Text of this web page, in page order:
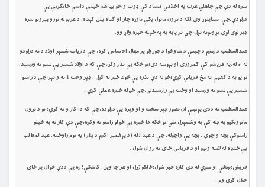
سره له دې چې جاهلي عرب په اخلاقي فساد كې ډوب و؛خو بيا هم ځينې داسې ځانګړنې يې
درلودې،چې ستاينوړ وې؛لكه د تړون ماتول پکې ناوړه چار او ګناه بلل كېده. د عربو له نورو ټبرونو سره
ډېر لوى لوى تړونونه تړل،چې تر پايه به په خپله خبره ولاړ وو.
عبدالمطلب د زمزم د چينې د شاوخوا د جوړولو پر مهال احساس كړه، چې د زيات شمېر اولاد د نه درلودو
له امله،په قريشو كې کمزورى او بېوسه دى؛نو ځكه يې نذر وكړ، چې كه د اولاد شمېر يې لسو ته ورسېد؛
نو يو به د كعبې ته مخ قرباني كړي؛خو له دې نذره يې څوك خبر نه کړل . ډېر وخت لا نه و تېر،چې د زامنو
شمېر يې لسو ته ورسېد او وخت يې رارسېدلى،چې خپله خبره عملي كړي .
عبدالمطلب ته ددې پېښې ان تصور ډېر سخت و او وېره يې درلوده،چې كه دا كار و نه کړي؛ نو د تړون
ماتوونكيو په ډله كې به وشمېرل شي؛نو ځكه دا خبره يې خپلو زامنو ته وكړه،چې دې كار ته په خپلو
زامنوكې پچه واچوي . پچه يې واچوله، چې د عبدالله (د پېغمبر اکرم د پلار) په نوم راوخته. عبدالمطلب
بې ځنډه له لاسه ونيو او د قربانۍ ځاى ته روان شول .
قريش؛ښځې او سړي له دې كاره خبر شول؛خلكو ژړل او هر چا ويل: كاشکې! زه يې ددې ځوان پر ځاى
حلال كړى وم .